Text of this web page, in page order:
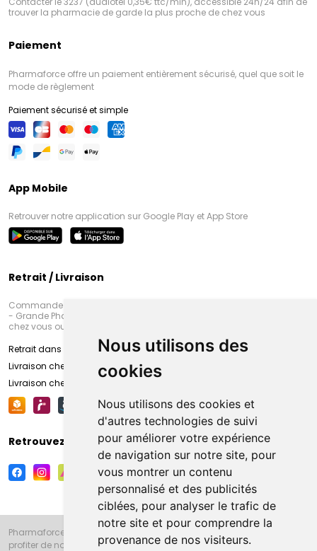
Nous utilisons des
cookies
Nous utilisons des cookies et
d'autres technologies de suivi
pour améliorer votre expérience
de navigation sur notre site, pour
vous montrer un contenu
personnalisé et des publicités
ciblées, pour analyser le trafic de
notre site et pour comprendre la
provenance de nos visiteurs.
trouver la pharmacie de garde la plus proche de chez vous
Paiement
Pharmaforce offre un paiement entièrement sécurisé, quel que soit le
mode de règlement
Paiement sécurisé et simple
App Mobile
Retrouver notre application sur Google Play et App Store
Retrait / Livraison
Commandez en ligne et venez chercher votre commande à Amiens
- Grande Pharmacie d’Amiens (Fachon) ou recevez-là rapidement
chez vous ou en point retrait
Retrait dans la pharmacie d’Amiens
Livraison chez vous
Livraison chez votre commerçant
Retrouvez-nous sur vos réseaux sociaux
Pharmaforce.fr et la Grande Pharmacie d’Amiens vous souhaitent de
profiter de notre accueil, de nos conseils pharmaceutiques,